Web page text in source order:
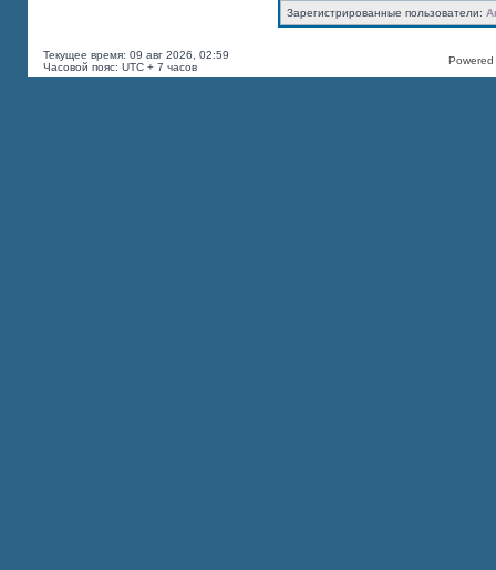
Зарегистрированные пользователи:
Текущее время: 09 авг 2026, 02:59
Часовой пояс: UTC + 7 часов